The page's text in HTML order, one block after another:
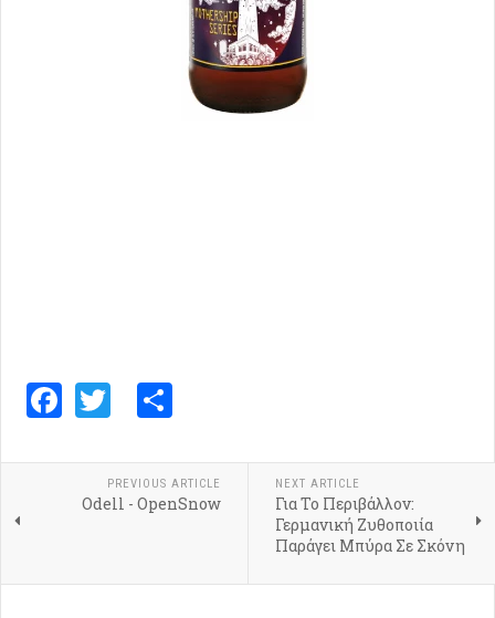
Facebook
Twitter
PREVIOUS ARTICLE
Odell - OpenSnow
NEXT ARTICLE
Για Το Περιβάλλον:
Γερμανική Ζυθοποιία
Παράγει Μπύρα Σε Σκόνη